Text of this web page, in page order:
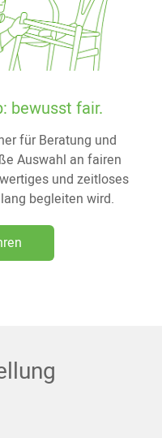
bewusst fair.
für Beratung und
Auswahl an fairen
und zeitloses
begleiten wird.